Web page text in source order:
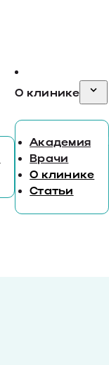
О клинике
Академия
Врачи
О клинике
Статьи